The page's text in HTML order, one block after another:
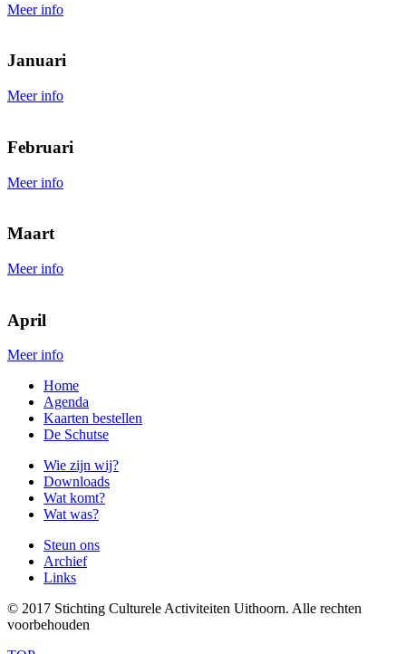
Meer info
Januari
Meer info
Februari
Meer info
Maart
Meer info
April
Meer info
Home
Agenda
Kaarten bestellen
De Schutse
Wie zijn wij?
Downloads
Wat komt?
Wat was?
Steun ons
Archief
Links
© 2017 Stichting Culturele Activiteiten Uithoorn. Alle rechten
voorbehouden